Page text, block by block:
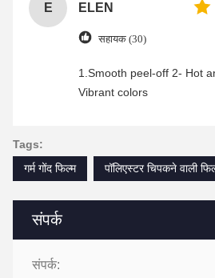
संपर्क
संपर्क:
E ELEN
सहायक (30)
1.Smooth peel-off 2- Hot
Vibrant colors
Tags:
गर्म गोंद फिल्म
पॉलिएस्टर चिपकने वाली